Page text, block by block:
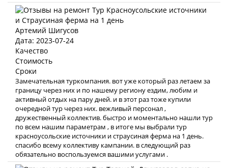
Артемий Шигусов
Дата: 2023-07-24
Качество
Стоимость
Сроки
Замечательная туркомпания. вот уже который раз летаем за
границу через них и по нашему региону ездим, любим и
активный отдых на пару дней. и в этот раз тоже купили
очередной тур через них. вежливый персонал ,
дружественный коллектив. быстро и моментально нашли тур
по всем нашим параметрам , в итоге мы выбрали тур
красноусольские источники и страусиная ферма на 1 день.
спасибо всему коллективу кампании. в следующий раз
обязательно воспользуемся вашими услугами .